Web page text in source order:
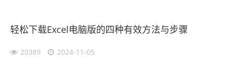
轻松下载Excel电脑版的四种有效方法与步骤
20389 2024-11-05